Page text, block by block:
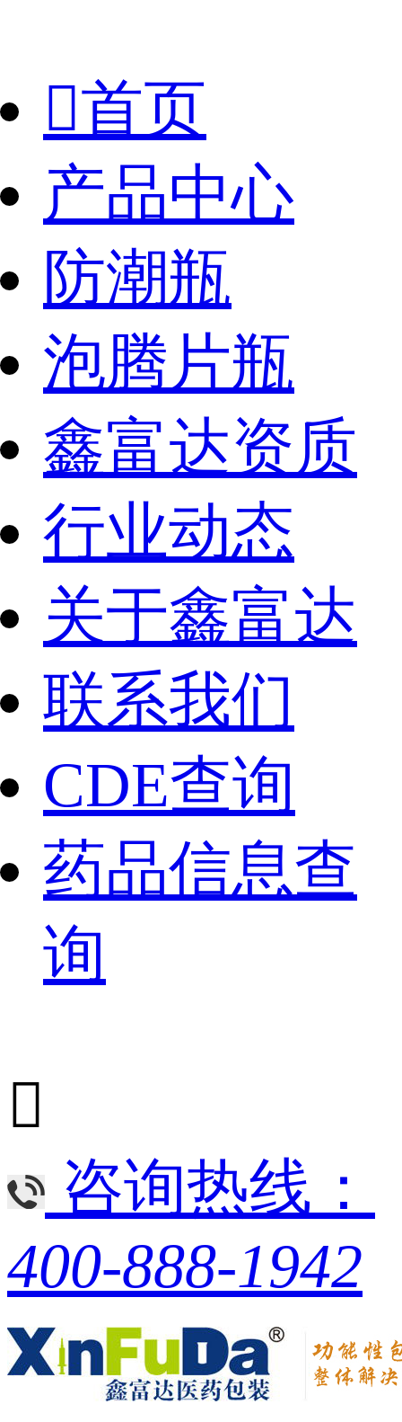
首页
产品中心
防潮瓶
泡腾片瓶
鑫富达资质
行业动态
关于鑫富达
联系我们
CDE查询
药品信息查
询

咨询热线：
400-888-1942